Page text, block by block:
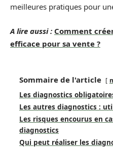
meilleures pratiques pour
A lire aussi : Comment
efficace pour sa vente ?
Sommaire de l'article
Les diagnostics
Les autres diagnostics :
Les risques encourus en
diagnostics
Qui peut réaliser les